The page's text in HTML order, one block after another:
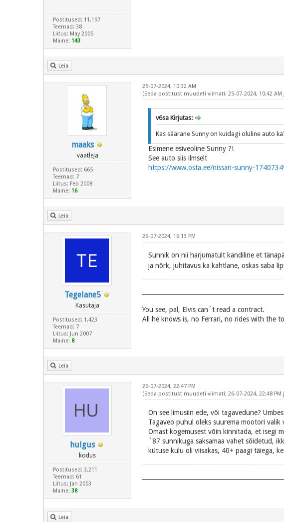
Postitused: 11,197
Teemad: 38
Liitus: May 2005
Maine: 143
Leia
maaks
vaatleja
Postitused: 665
Teemad: 7
Liitus: Feb 2008
Maine: 16
25-07-2024, 10:32 AM
(Seda postitust muudeti viimati: 25-07-2024, 10:42
v6sa Kirjutas:
Kas säärane Sunny on kuidagi oluline auto
Esimene esiveoline Sunny ?!
See auto siis ilmselt
https://www.osta.ee/nissan-sunny-
Leia
Tegelane5
Kasutaja
Postitused: 1,423
Teemad: 7
Liitus: Jun 2007
Maine: 8
26-07-2024, 16:13 PM
Sunnik on nii harjumatult kandiline et
ja nõrk, juhitavus ka kahtlane, oskas saba
You see, pal, Elvis can´t read a contract.
All he knows is, no Ferrari, no rides with the
Leia
hulgus
kodus
Postitused: 3,211
Teemad: 61
Liitus: Jan 2003
Maine: 38
26-07-2024, 22:47 PM
(Seda postitust muudeti viimati: 26-07-2024, 22:48
On see limusiin ede, või tagavedune?
Tagaveo puhul oleks suurema mootori
Omast kogemusest võin kinnitada, et isegi
´87 sunnikuga saksamaa vahet sõidetud,
kütuse kulu oli viisakas, 40+ paagi täiega,
Leia